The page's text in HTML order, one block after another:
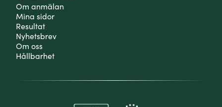
Om anmälan
Mina sidor
Resultat
Nyhetsbrev
Om oss
Hållbarhet